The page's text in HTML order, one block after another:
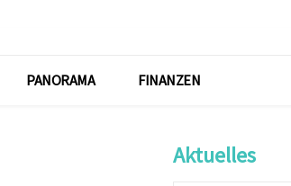
PANORAMA FINANZEN
Aktuelles